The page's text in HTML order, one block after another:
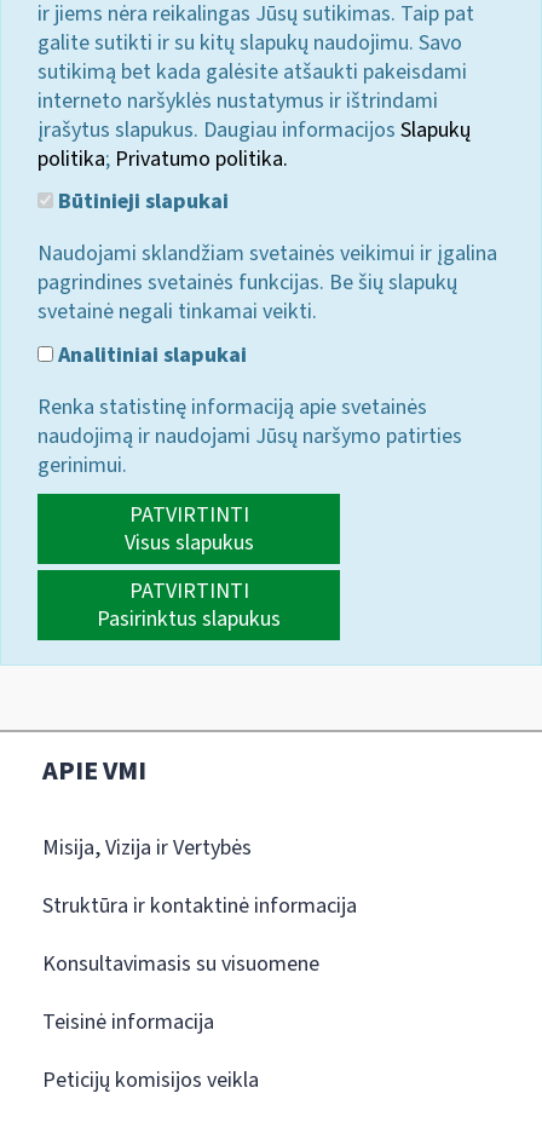
ir jiems nėra reikalingas Jūsų sutikimas. Taip pat
galite sutikti ir su kitų slapukų naudojimu. Savo
sutikimą bet kada galėsite atšaukti pakeisdami
interneto naršyklės nustatymus ir ištrindami
įrašytus slapukus. Daugiau informacijos Slapukų
politika; Privatumo politika.
Būtinieji slapukai
Naudojami sklandžiam svetainės veikimui ir įgalina
pagrindines svetainės funkcijas. Be šių slapukų
svetainė negali tinkamai veikti.
Analitiniai slapukai
Renka statistinę informaciją apie svetainės
naudojimą ir naudojami Jūsų naršymo patirties
gerinimui.
PATVIRTINTI
Visus slapukus
PATVIRTINTI
Pasirinktus slapukus
APIE VMI
Misija, Vizija ir Vertybės
Struktūra ir kontaktinė informacija
Konsultavimasis su visuomene
Teisinė informacija
Peticijų komisijos veikla